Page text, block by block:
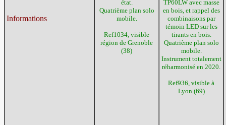
Informations
état.
Quatrième plan solo
mobile.
Ref1034, visible
région de Grenoble
(38)
TP60LW avec masse
en bois, et rappel des
combinaisons par
témoin LED sur les
tirants en bois.
Quatrième plan solo
mobile.
Instrument totalement
réharmonisé en 2020.
Ref936, visible à
Lyon (69)